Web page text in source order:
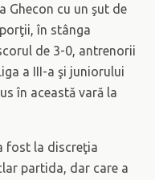
Ghecon cu un şut de
în stânga
de 3-0, antrenorii
a III-a şi juniorului
în această vară la
fost la discreţia
partida, dar care a